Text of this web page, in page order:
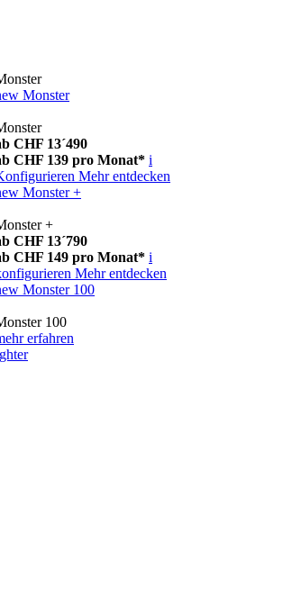
Monster
CHF 13´490
CHF 139 pro Monat* i
Mehr entdecken
Monster +
+
CHF 13´790
CHF 149 pro Monat* i
Mehr entdecken
Monster 100
100
erfahren